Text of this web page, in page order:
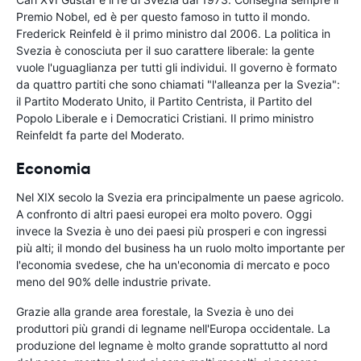
Premio Nobel, ed è per questo famoso in tutto il mondo.
Frederick Reinfeld è il primo ministro dal 2006. La politica in
Svezia è conosciuta per il suo carattere liberale: la gente
vuole l'uguaglianza per tutti gli individui. Il governo è formato
da quattro partiti che sono chiamati "l'alleanza per la Svezia":
il Partito Moderato Unito, il Partito Centrista, il Partito del
Popolo Liberale e i Democratici Cristiani. Il primo ministro
Reinfeldt fa parte del Moderato.
Economia
Nel XIX secolo la Svezia era principalmente un paese agricolo.
A confronto di altri paesi europei era molto povero. Oggi
invece la Svezia è uno dei paesi più prosperi e con ingressi
più alti; il mondo del business ha un ruolo molto importante per
l'economia svedese, che ha un'economia di mercato e poco
meno del 90% delle industrie private.
Grazie alla grande area forestale, la Svezia è uno dei
produttori più grandi di legname nell'Europa occidentale. La
produzione del legname è molto grande soprattutto al nord